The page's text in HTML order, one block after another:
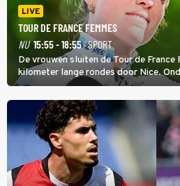
LIVE
TOUR DE FRANCE FEMMES
NU 15:55 - 18:55· SPORT
De vrouwen sluiten de Tour de France
kilometer lange rondes door Nice.
zware Col d'Èze. Aan de finish op de
de eindwinnaar de laatste gele trui.